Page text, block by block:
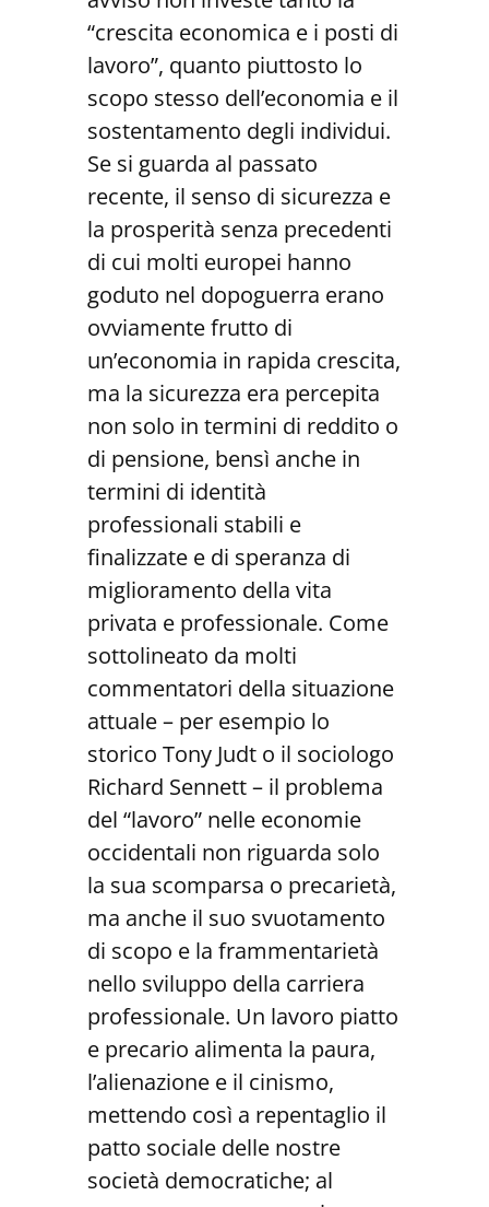
“crescita economica e i posti di
lavoro”, quanto piuttosto lo
scopo stesso dell’economia e il
sostentamento degli individui.
Se si guarda al passato
recente, il senso di sicurezza e
la prosperità senza precedenti
di cui molti europei hanno
goduto nel dopoguerra erano
ovviamente frutto di
un’economia in rapida crescita,
ma la sicurezza era percepita
non solo in termini di reddito o
di pensione, bensì anche in
termini di identità
professionali stabili e
finalizzate e di speranza di
miglioramento della vita
privata e professionale. Come
sottolineato da molti
commentatori della situazione
attuale – per esempio lo
storico Tony Judt o il sociologo
Richard Sennett – il problema
del “lavoro” nelle economie
occidentali non riguarda solo
la sua scomparsa o precarietà,
ma anche il suo svuotamento
di scopo e la frammentarietà
nello sviluppo della carriera
professionale. Un lavoro piatto
e precario alimenta la paura,
l’alienazione e il cinismo,
mettendo così a repentaglio il
patto sociale delle nostre
società democratiche; al